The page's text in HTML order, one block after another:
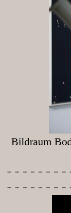
Bildraum
Foto: